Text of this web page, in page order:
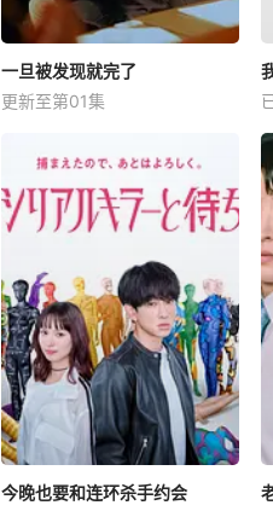
一旦被发现就完了
更新至第01集
今晚也要和连环杀手约会